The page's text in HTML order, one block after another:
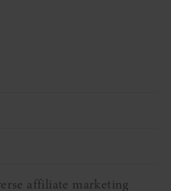
affiliate marketing